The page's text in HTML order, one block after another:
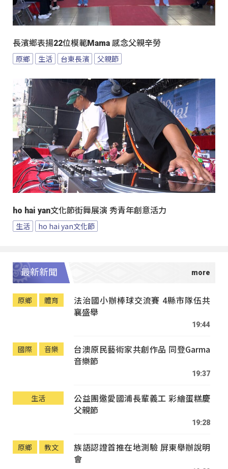
長濱鄉表揚22位模範Mama 感念父親辛勞
原鄉 生活 台東長濱 父親節
ho hai yan文化節街舞展演 秀青年創意活力
生活 ho hai yan文化節
最新新聞
原鄉 體育
法治國小辦棒球交流賽 4縣市隊伍共
襄盛舉
19:44
國際 音樂
台澳原民藝術家共創作品 同登Garma
音樂節
19:37
生活
公益團邀愛國浦長輩義工 彩繪蛋糕慶
父親節
19:28
原鄉 教文
族語認證首推在地測驗 屏東舉辦說明
會